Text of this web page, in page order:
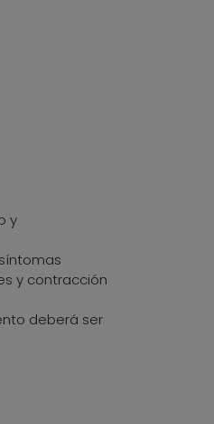
y
y contracción
deberá ser